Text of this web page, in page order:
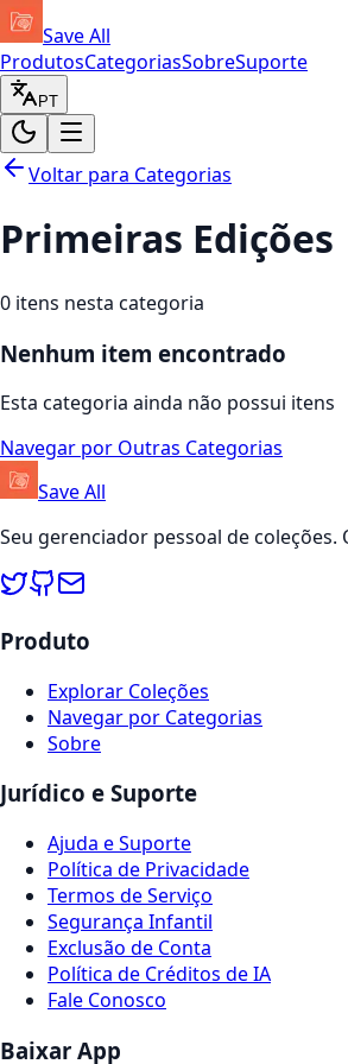
Save All
ProdutosCategoriasSobreSuporte
PT
Voltar para Categorias
Primeiras Edições
0 itens nesta categoria
Nenhum item encontrado
Esta categoria ainda não possui itens
Navegar por Outras Categorias
Save All
Seu gerenciador pessoal de
Produto
Explorar Coleções
Navegar por Categorias
Sobre
Jurídico e Suporte
Ajuda e Suporte
Política de Privacidade
Termos de Serviço
Segurança Infantil
Exclusão de Conta
Política de Créditos de IA
Fale Conosco
Baixar App